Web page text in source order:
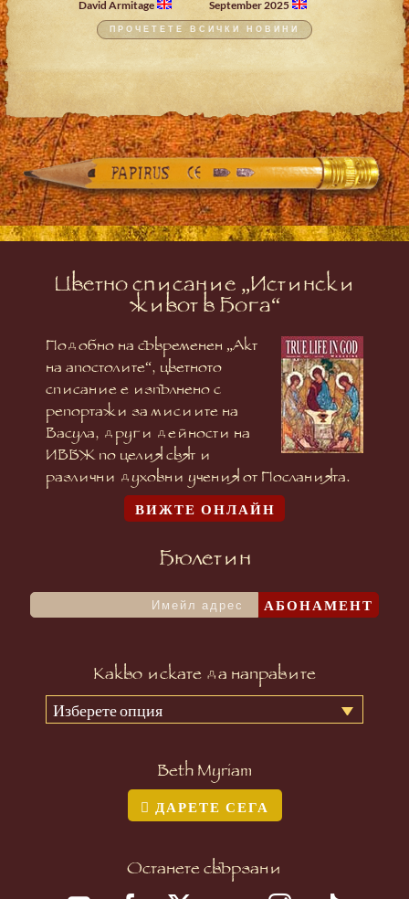
David Armitage September 2025
ПРОЧЕТЕТЕ ВСИЧКИ НОВИНИ
Цветно списание „Истински
живот в Бога“
Подобно на съвременен „Акт
на апостолите“, цветното
списание е изпълнено с
репортажи за мисиите на
Васула, други дейности на
ИВБЖ по целия свят и
различни духовни учения от Посланията.
ВИЖТЕ ОНЛАЙН
Бюлетин
АБОНАМЕНТ
Какво искате да направите
Изберете опция
Beth Myriam
ДАРЕТЕ СЕГА
Останете свързани